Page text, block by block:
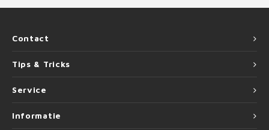
Contact
Tips & Tricks
Service
Informatie